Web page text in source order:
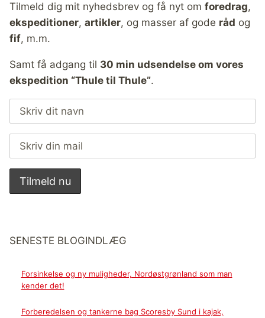
Tilmeld dig mit nyhedsbrev og få nyt om foredrag,
ekspeditioner, artikler, og masser af gode råd og
fif, m.m.
Samt få adgang til 30 min udsendelse om vores
ekspedition “Thule til Thule”.
SENESTE BLOGINDLÆG
Forsinkelse og ny muligheder, Nordøstgrønland som man
kender det!
Forberedelsen og tankerne bag Scoresby Sund i kajak,